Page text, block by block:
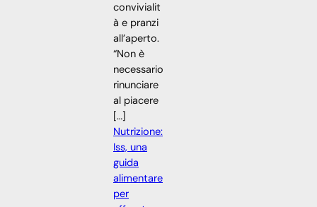
convivialit
à e pranzi
all’aperto.
“Non è
necessario
rinunciare
al piacere
[…]
Nutrizione:
Iss, una
guida
alimentare
per